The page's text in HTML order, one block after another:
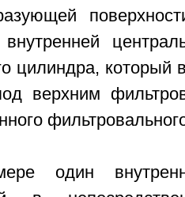
цилиндра, который
верхним
один